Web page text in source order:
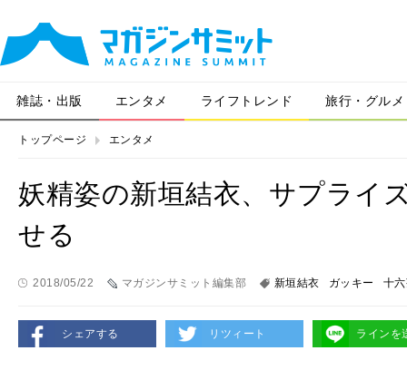
雑誌・出版 エンタメ ライフトレンド 旅行・グルメ
トップページ エンタメ
妖精姿の新垣結衣、サプライ
せる
2018/05/22 マガジンサミット編集部 新垣結衣 ガッキー 十
シェアする リツィート ラインを